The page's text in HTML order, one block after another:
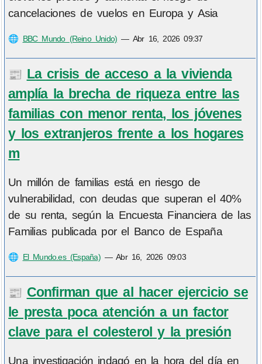
cancelaciones de vuelos en Europa y Asia
🌐 BBC Mundo (Reino Unido) — Abr 16, 2026 09:37
📰 La crisis de acceso a la vivienda
amplía la brecha de riqueza entre las
familias con menor renta, los jóvenes
y los extranjeros frente a los hogares
m
Un millón de familias está en riesgo de
vulnerabilidad, con deudas que superan el 40%
de su renta, según la Encuesta Financiera de las
Familias publicada por el Banco de España
🌐 El Mundo.es (España)—Abr 16, 2026 09:03
📰 Confirman que al hacer ejercicio se
le presta poca atención a un factor
clave para el colesterol y la presión
Una investigación indagó en la hora del día en